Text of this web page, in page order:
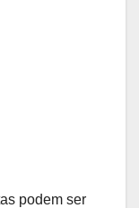
podem ser